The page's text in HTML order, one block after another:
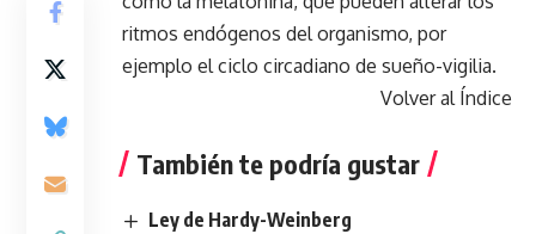
ritmos endógenos del organismo, por
ejemplo el ciclo circadiano de sueño-vigilia.
Volver al Índice
También te podría gustar
Ley de Hardy-Weinberg